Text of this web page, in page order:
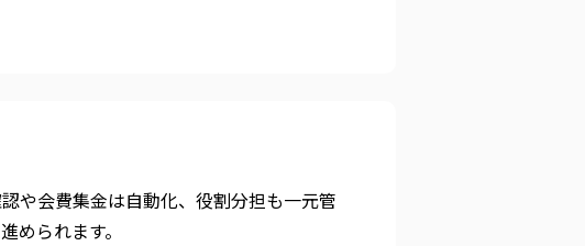
や会費集金は自動化、役割分担も一元管
められます。